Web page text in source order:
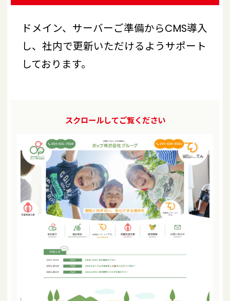
ドメイン、サーバーご準備からCMS導入
し、社内で更新いただけるようサポート
しております。